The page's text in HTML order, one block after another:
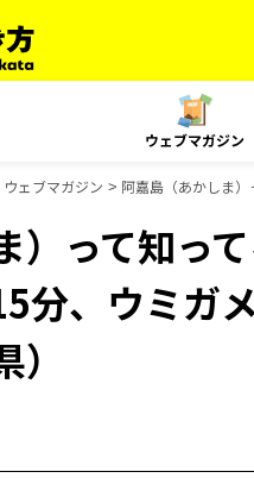
ウェブマガジン
ウェブマガジン 阿嘉島（あかしま
）って知っ
分、ウミガ